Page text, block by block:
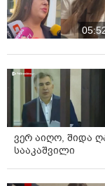
ვერ აიღო, შიდა
სააკაშვილი